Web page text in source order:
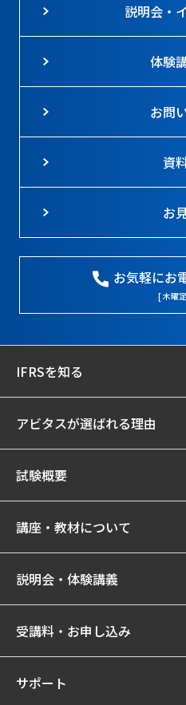
説明会・
体験
お問
資
お
お気軽にお
[ 木曜
IFRSを知る
アビタスが選ばれる理由
試験概要
講座・教材について
説明会・体験講義
受講料・お申し込み
サポート